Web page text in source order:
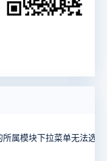
属模块下拉菜单无法选择